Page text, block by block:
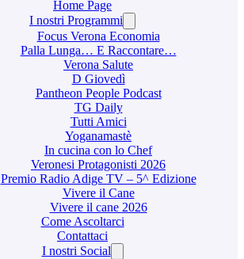
Home Page
I nostri Programmi
Focus Verona Economia
Palla Lunga… E Raccontare…
Verona Salute
D Giovedì
Pantheon People Podcast
TG Daily
Tutti Amici
Yoganamastè
In cucina con lo Chef
Veronesi Protagonisti 2026
Premio Radio Adige TV – 5^ Edizione
Vivere il Cane
Vivere il cane 2026
Come Ascoltarci
Contattaci
I nostri Social